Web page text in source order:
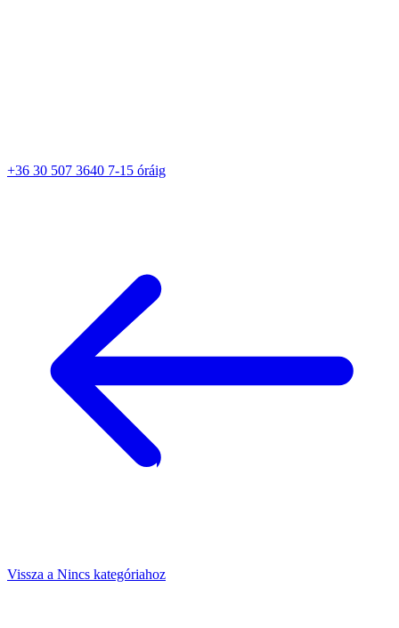
+36 30 507 3640 7-15 óráig
Vissza a Nincs kategóriahoz